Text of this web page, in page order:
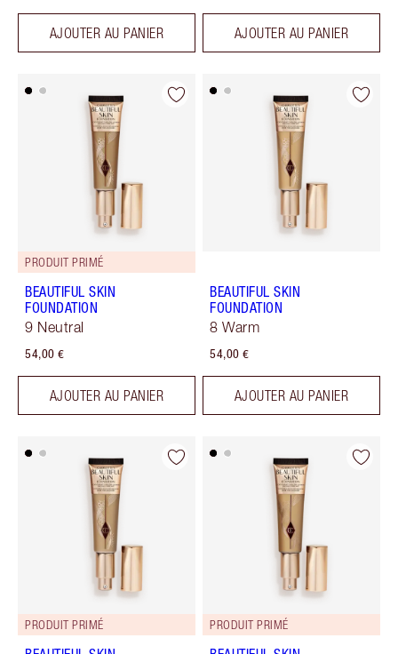
AJOUTER AU PANIER AJOUTER AU PANIER
PRODUIT PRIMÉ
BEAUTIFUL SKIN
FOUNDATION
9 Neutral
54,00 €
AJOUTER AU PANIER
BEAUTIFUL SKIN
FOUNDATION
8 Warm
54,00 €
AJOUTER AU PANIER
PRODUIT PRIMÉ PRODUIT PRIMÉ